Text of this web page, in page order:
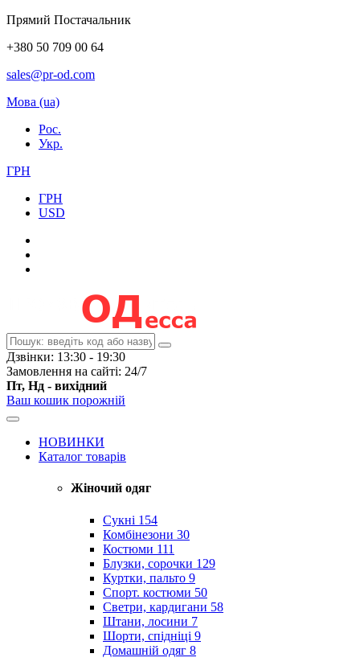
Прямий Постачальник
+380 50 709 00 64
sales@pr-od.com
Мова (ua)
Рос.
Укр.
ГРН
ГРН
USD
Дзвінки: 13:30 - 19:30
Замовлення на сайті: 24/7
Пт, Нд - вихідний
Ваш кошик порожній
НОВИНКИ
Каталог товарів
Жіночий одяг
Сукні 154
Комбінезони 30
Костюми 111
Блузки, сорочки 129
Куртки, пальто 9
Спорт. костюми 50
Светри, кардигани 58
Штани, лосини 7
Шорти, спідніці 9
Домашній одяг 8